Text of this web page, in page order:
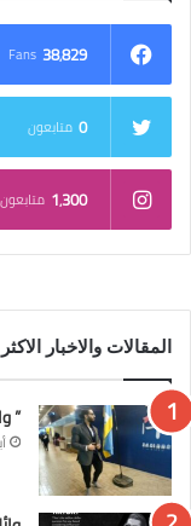
38٬829 Fans
0 متابعون
1٬300 متابعون
المقالات والاخبار
”